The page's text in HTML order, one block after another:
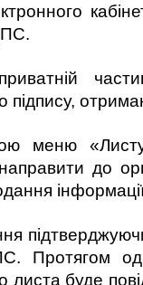
підпису,
меню
до
Протягом
листа буде